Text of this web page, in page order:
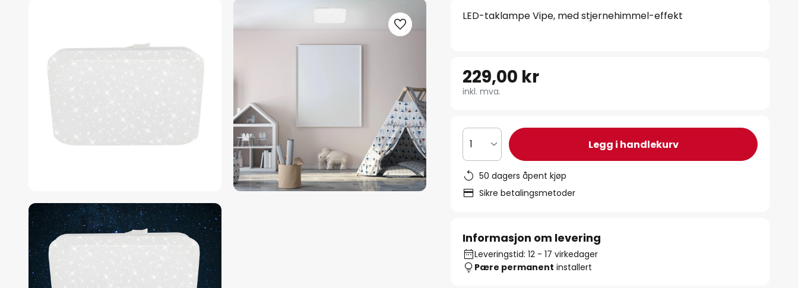
bildegalleri
LED-taklampe Vipe, med stjernehimmel-effekt
229,00 kr
inkl. mva.
1 Legg i handlekurv
50 dagers åpent kjøp
Sikre betalingsmetoder
Informasjon om levering
Leveringstid: 12 - 17 virkedager
Pære permanent installert